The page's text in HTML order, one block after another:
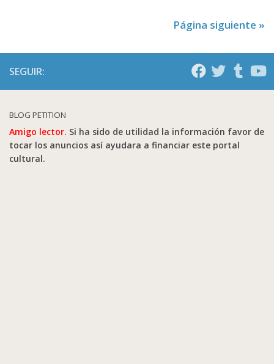
Página siguiente »
SEGUIR:
BLOG PETITION
Amigo lector. Si ha sido de utilidad la información favor de
tocar los anuncios así ayudara a financiar este portal
cultural.